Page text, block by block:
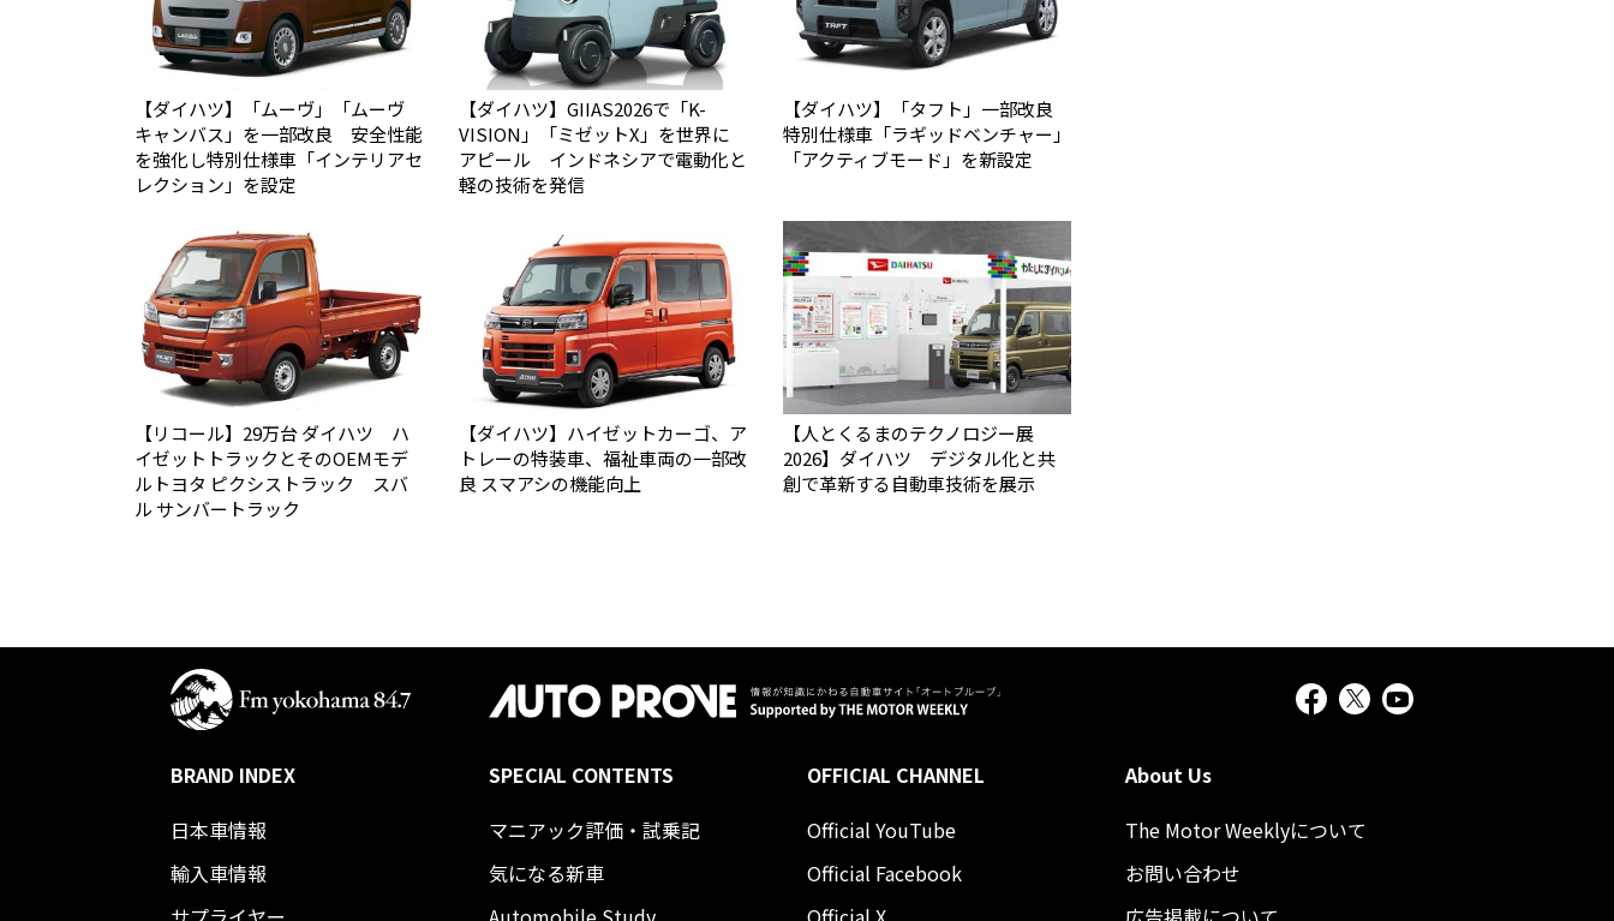
【ダイハツ】「ムーヴ」「ムーヴ
キャンバス」を一部改良 安全性能
を強化し特別仕様車「インテリアセ
レクション」を設定
【ダイハツ】GIIAS2026で「K-
VISION」「ミゼットX」を世界に
アピール インドネシアで電動化と
軽の技術を発信
【ダイハツ】「タフト」一部改良
特別仕様車「ラギッドベンチャー」
「アクティブモード」を新設定
【リコール】29万台 ダイハツ ハ
イゼットトラックとそのOEMモデ
ルトヨタ ピクシストラック スバ
ル サンバートラック
【ダイハツ】ハイゼットカーゴ、ア
トレーの特装車、福祉車両の一部改
良 スマアシの機能向上
【人とくるまのテクノロジー展
2026】ダイハツ デジタル化と共
創で革新する自動車技術を展示
BRAND INDEX
日本車情報​
輸入車情報
SPECIAL CONTENTS
マニアック評価・試乗記
気になる新車
OFFICIAL CHANNEL
Official YouTube
Official Facebook
About Us
The Motor Weeklyについて
お問い合わせ